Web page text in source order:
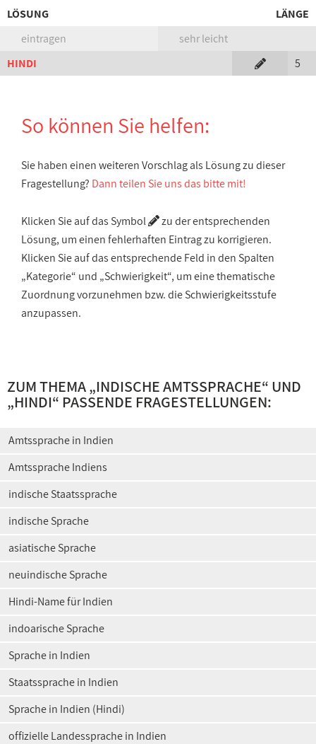
LÖSUNG
LÄNGE
eintragen
sehr leicht
HINDI
5
So können Sie helfen:
Sie haben einen weiteren Vorschlag als Lösung zu dieser
Fragestellung? Dann teilen Sie uns das bitte mit!
Klicken Sie auf das Symbol
zu der entsprechenden
Lösung, um einen fehlerhaften Eintrag zu korrigieren.
Klicken Sie auf das entsprechende Feld in den Spalten
„Kategorie“ und „Schwierigkeit“, um eine thematische
Zuordnung vorzunehmen bzw. die Schwierigkeitsstufe
anzupassen.
ZUM THEMA „INDISCHE AMTSSPRACHE“ UND
„HINDI“ PASSENDE FRAGESTELLUNGEN:
Amtssprache in Indien
Amtssprache Indiens
indische Staatssprache
indische Sprache
asiatische Sprache
neuindische Sprache
Hindi-Name für Indien
indoarische Sprache
Sprache in Indien
Staatssprache in Indien
Sprache in Indien (Hindi)
offizielle Landessprache in Indien